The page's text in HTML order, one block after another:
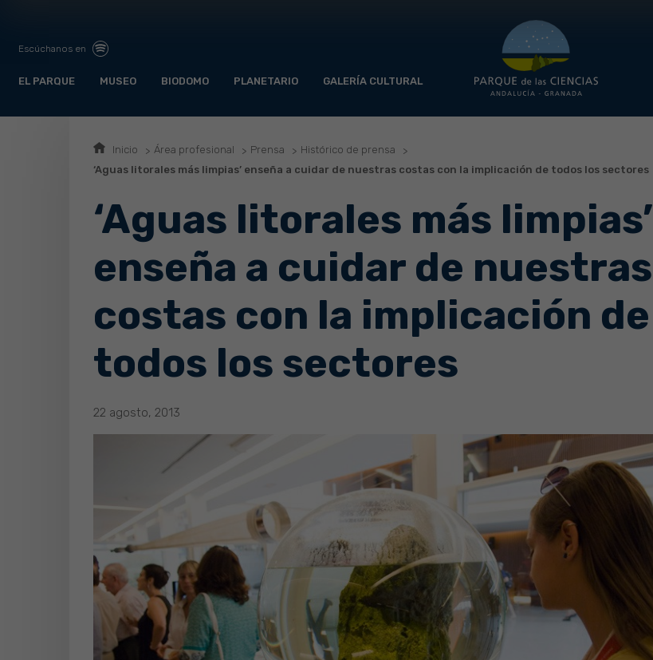
Escúchanos en
EL PARQUE MUSEO BIODOMO PLANETARIO GALERÍA CULTURAL
Inicio Área profesional Prensa
Histórico de prensa
‘Aguas litorales más limpias’ enseña a cuidar de nuestras costas con la implicación de todos los sectores
‘Aguas litorales más limpias’
enseña a cuidar de nuestras
costas con la implicación de
todos los sectores
22 agosto, 2013